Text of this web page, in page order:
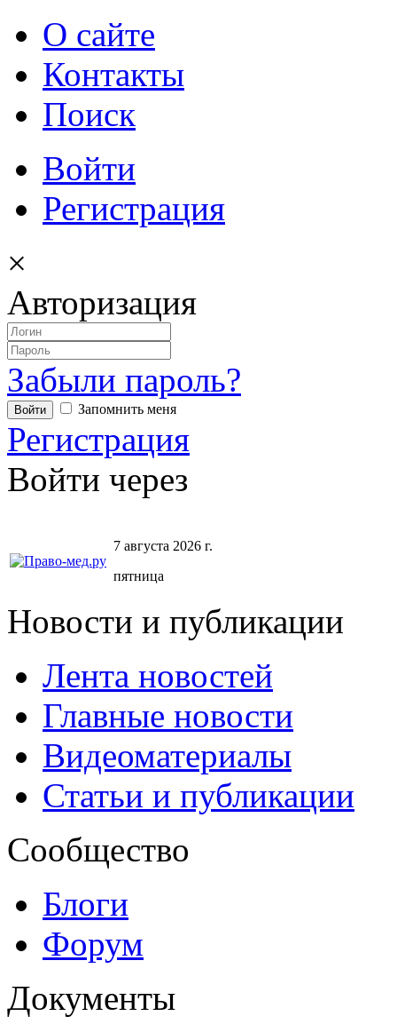
О сайте
Контакты
Поиск
Войти
Регистрация
×
Авторизация
Забыли пароль?
Запомнить меня
Регистрация
Войти через
7 августа 2026 г.
пятница
Новости и публикации
Лента новостей
Главные новости
Видеоматериалы
Статьи и публикации
Сообщество
Блоги
Форум
Документы